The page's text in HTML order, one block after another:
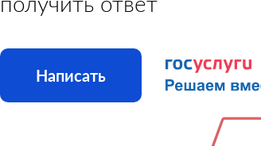
Написать